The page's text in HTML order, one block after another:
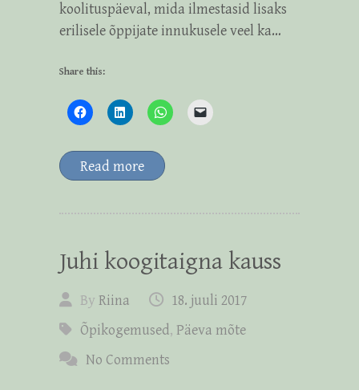
koolituspäeval, mida ilmestasid lisaks
erilisele õppijate innukusele veel ka…
Share this:
Read more
Juhi koogitaigna kauss
By Riina
18. juuli 2017
Õpikogemused, Päeva mõte
No Comments